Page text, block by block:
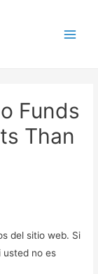
Funds
Than
del sitio web. Si
usted no es